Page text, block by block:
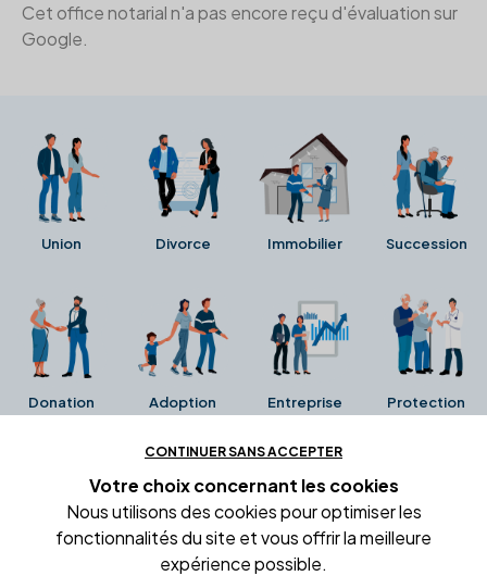
Cet office notarial n'a pas encore reçu d'évaluation sur
Google.
Union Divorce Immobilier Succession
Donation Adoption Entreprise Protection
Ces avis proviennent directement de la fiche Google
Business de l'office notarial. Ils n'ont ni été collectés ni
été vérifiés par Alexia.fr.
CONTINUER SANS ACCEPTER
Votre choix concernant les cookies
Nous utilisons des cookies pour optimiser les
fonctionnalités du site et vous offrir la meilleure
expérience possible.